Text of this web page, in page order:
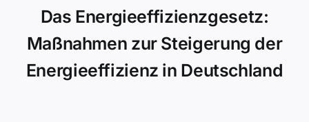
Das Energieeffizienzgesetz:
Maßnahmen zur Steigerung der
Energieeffizienz in Deutschland